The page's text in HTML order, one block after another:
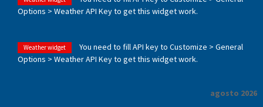
Options > Weather API Key to get this widget work.
Weather widget
You need to fill API key to Customize > General
Options > Weather API Key to get this widget work.
agosto 2026